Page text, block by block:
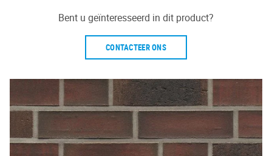
Bent u geïnteresseerd in dit product?
CONTACTEER ONS